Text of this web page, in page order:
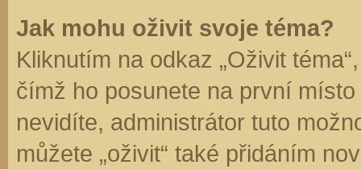
Jak mohu oživit svoje téma?
Kliknutím na odkaz „Oživit
čímž ho posunete na první
nevidíte, administrátor tuto
můžete „oživit“ také přidáním